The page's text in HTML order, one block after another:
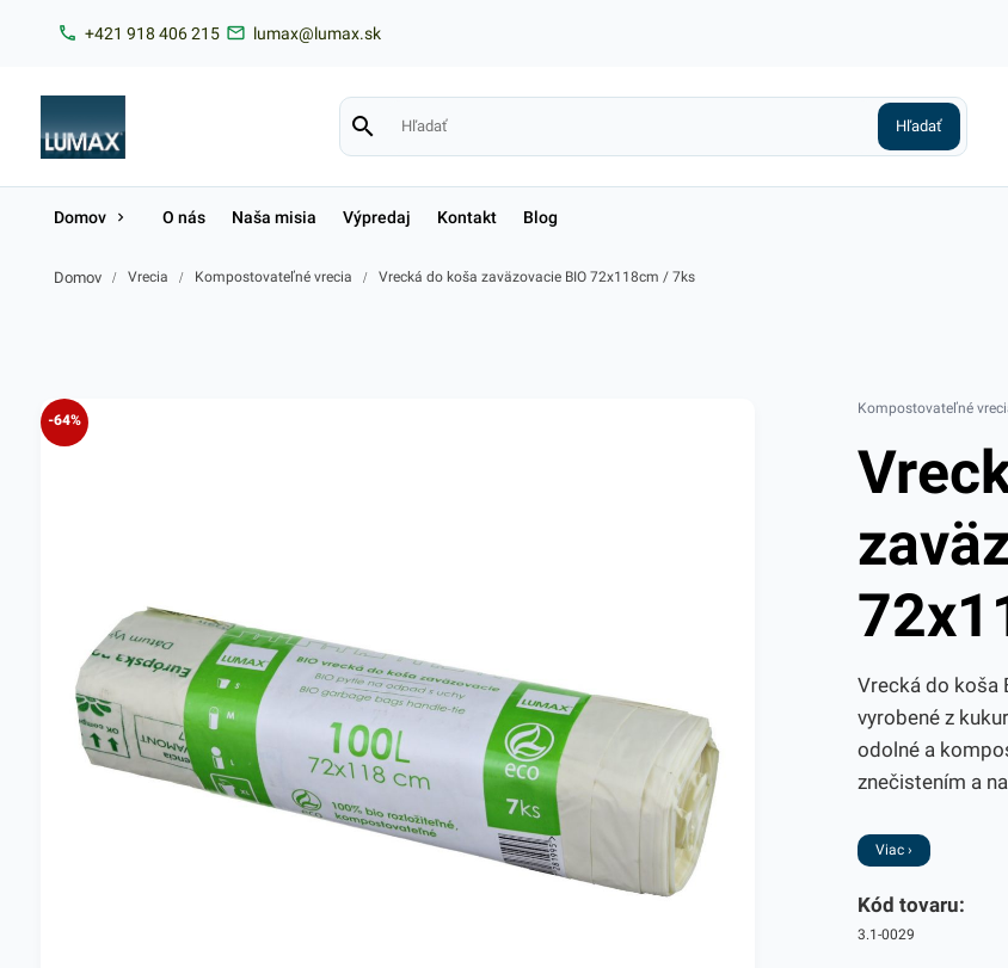
+421 918 406 215 lumax@lumax.sk
Domov O nás Naša misia Výpredaj Kontakt Blog
Domov / Vrecia / Kompostovateľné vrecia / Vrecká do koša zaväzovacie BIO 72x118cm / 7ks
-64%
Kompostovateľné
Vrecká do koša
vyrobené z
odolné a
znečistením a
Viac ›
Kód tovaru:
3.1-0029